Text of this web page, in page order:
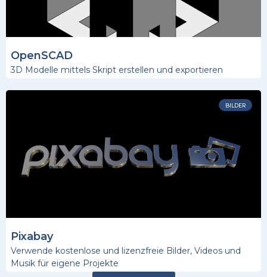
OpenSCAD
3D Modelle mittels Skript erstellen und exportieren
BILDER
Pixabay
Verwende kostenlose und lizenzfreie Bilder, Videos und
Musik für eigene Projekte